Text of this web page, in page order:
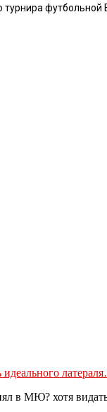
футбольной
в МЮ? хотя